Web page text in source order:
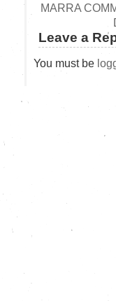
MARRA
Leave a
You must be